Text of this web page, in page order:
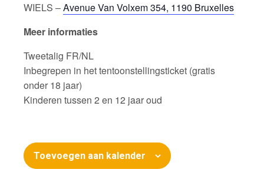
WIELS –Avenue Van Volxem 354, 1190 Bruxelles
Meer informaties
Tweetalig FR/NL
Inbegrepen in het tentoonstellingsticket (gratis
onder 18 jaar)
Kinderen tussen 2 en 12 jaar oud
Toevoegen aan kalender